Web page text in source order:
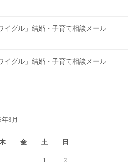
イグル」結婚・子育て相談メール
イグル」結婚・子育て相談メール
8月
木 金 土 日
1
2